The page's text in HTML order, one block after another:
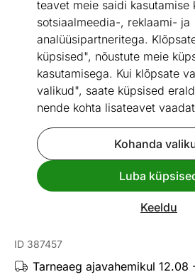
teavet meie saidi kasutamise
sotsiaalmeedia-, reklaami- ja
analüüsipartneritega.
küpsised", nõustute meie
kasutamisega. Kui klõpsate
valikud", saate küpsised
nende kohta lisateavet
Kohanda
Luba
Keeldu
ID 387457
Tarneaeg ajavahemikul 12.08